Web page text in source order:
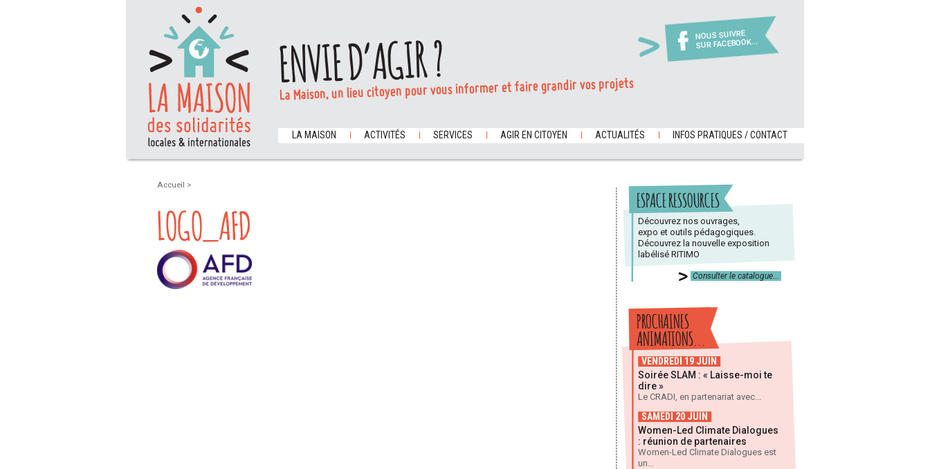
NOUS SUIVRE
SUR FACEBOOK...
ENVIE D’AGIR ?
La Maison, un lieu citoyen pour vous informer et faire grandir vos projets
LA MAISON ACTIVITÉS SERVICES AGIR EN CITOYEN ACTUALITÉS INFOS PRATIQUES / CONTACT
Accueil >
LOGO_AFD
ESPACE RESSOURCES
Découvrez nos ouvrages,
expo et outils pédagogiques.
Découvrez la nouvelle exposition
labélisé RITIMO
Consulter le catalogue...
PROCHAINES
ANIMATIONS...
VENDREDI 19 JUIN
Soirée SLAM : « Laisse-moi te
dire »
Le CRADI, en partenariat avec...
SAMEDI 20 JUIN
Women-Led Climate Dialogues
: réunion de partenaires
Women-Led Climate Dialogues est
un...